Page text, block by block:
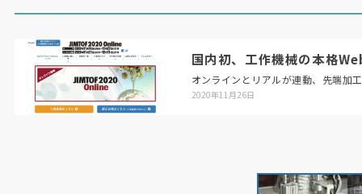
国内初、工作機械の本格
オンラインとリアルが連動、先端加
2020年11月26日